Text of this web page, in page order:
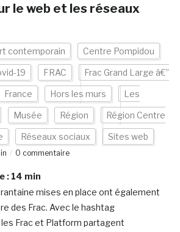
le web et les réseaux
contemporain Centre Pompidou
19 FRAC Frac Grand Large â€”
France Hors les murs Les
Musée Région Région Centre
Réseaux sociaux Sites web
0 commentaire
: 14 min
mises en place ont également
des Frac. Avec le hashtag
Frac et Platform partagent